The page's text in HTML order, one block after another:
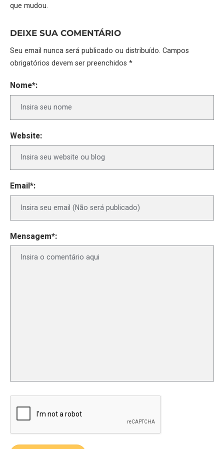
que mudou.
DEIXE SUA COMENTÁRIO
Seu email nunca será publicado ou distribuído. Campos
obrigatórios devem ser preenchidos *
Nome*:
Website:
Email*:
Mensagem*: